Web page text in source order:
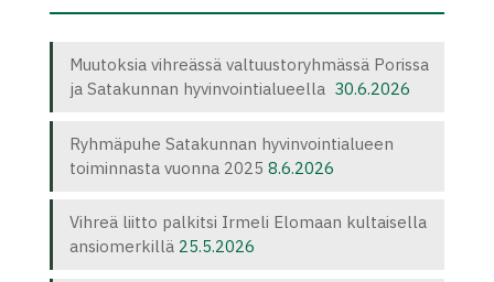
Muutoksia vihreässä valtuustoryhmässä Porissa
ja Satakunnan hyvinvointialueella 30.6.2026
Ryhmäpuhe Satakunnan hyvinvointialueen
toiminnasta vuonna 2025 8.6.2026
Vihreä liitto palkitsi Irmeli Elomaan kultaisella
ansiomerkillä 25.5.2026